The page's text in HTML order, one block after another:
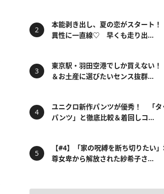
本能剥き出し、夏の恋がスタート
異性に一直線♡ 早くも走り出...
東京駅・羽田空港でしか買えない
＆お土産に選びたいセンス抜群...
ユニクロ新作パンツが優秀！ 「タ
パンツ」と徹底比較＆着回しコ...
【#4】「家の呪縛を断ち切りたい
尊女卑から解放された紗希子さ...